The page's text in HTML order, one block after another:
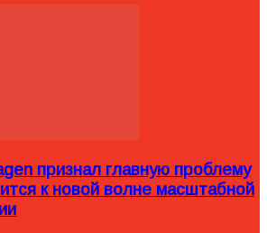
признал главную проблему
к новой волне масштабной